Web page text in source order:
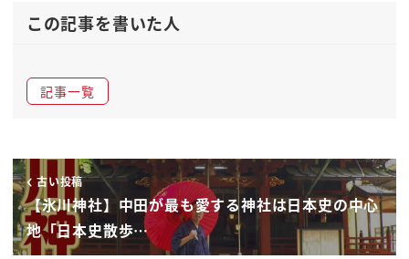
ちょうどヌメロンとか行った時だなあー
アスリートだと思って頑張りさん微妙なんでしょ
その先ネバーがあったんですよそのバーの音前にね
あるんですよ
あーも行ってないなこの場
かっこいいわーだったんだよここが
この記事を書いた人
記事一覧
古い投稿
【氷川神社】中田が最も愛する神社は日本史の中心
地「日本史散歩…